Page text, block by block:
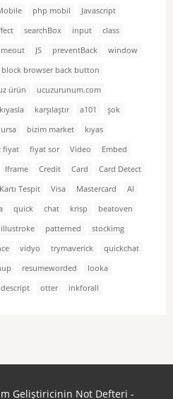
php mobil
Javascript
searchBox input
class
JS preventBack
window
block browser back button
ürün
ucuzurunum.com
kıyasla karşılaştır a101
şok
bizim market
kıyas
fiyat fiyat sor Video
Embed
Iframe Credit Card
Card Detect
Tespit Visa Mastercard
AI
quick chat krisp
beatoven
illustroke patterned
stockimg
vidyo trymaverick
quickchat
resumeworded
looka
descript otter inkforall
Geliştiricinin Not Defteri -